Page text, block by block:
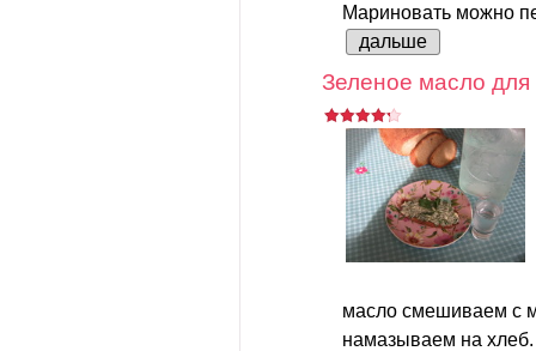
Мариновать можно
дальше
Зеленое масло для
масло смешиваем с
намазываем на хлеб.